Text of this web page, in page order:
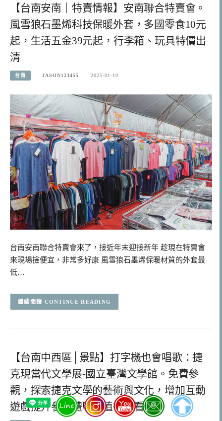
【台南安南｜特賣情報】安南聯合特賣會。
風雪狼石墨烯科技保暖外套，多國零食10元
起，生活五金39元起，行李箱、玩具特價出
清
台南 JASON123455 2025-01-10
台南安南聯合特賣會來了，接近年末迎接新年 趁現在特賣會
來現場撿便宜，非常多好康 風雪狼石墨烯保暖材質的外套最
低…
CONTINUE READING
【台南中西區│景點】打字機也會唱歌：捷
克現當代文學展-國立臺灣文學館。免費參
觀，探索捷克文學的藝術與文化，增加互動
遊戲提升參展體驗，值得一看